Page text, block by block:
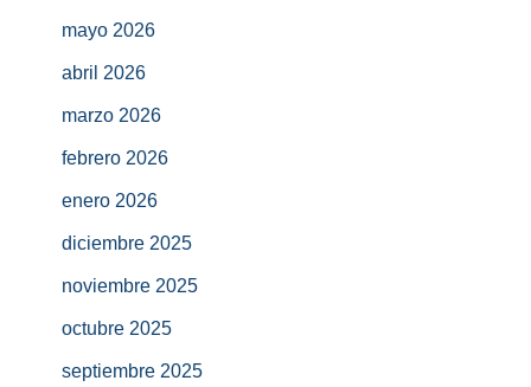
mayo 2026
abril 2026
marzo 2026
febrero 2026
enero 2026
diciembre 2025
noviembre 2025
octubre 2025
septiembre 2025